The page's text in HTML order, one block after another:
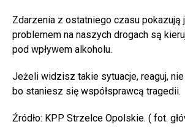
Zdarzenia z ostatniego czasu pokazują
problemem na naszych drogach są
pod wpływem alkoholu.
Jeżeli widzisz takie sytuacje, reaguj,
bo staniesz się współsprawcą tragedii.
Źródło: KPP Strzelce Opolskie. ( fot.